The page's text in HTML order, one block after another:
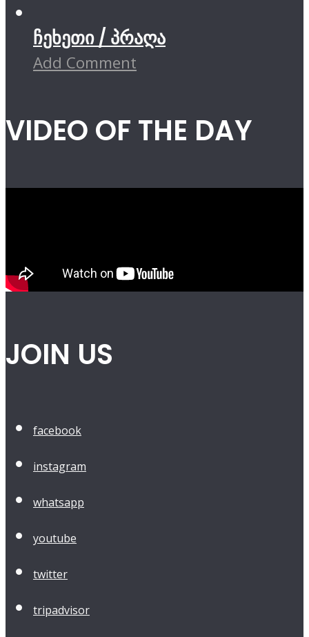
ჩეხეთი / პრაღა
Add Comment
VIDEO OF THE DAY
JOIN US
facebook
instagram
whatsapp
youtube
twitter
tripadvisor